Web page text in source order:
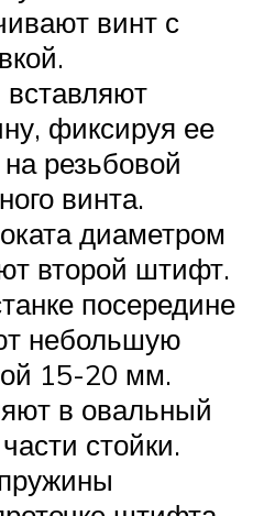
винт с
вставляют
фиксируя ее
резьбовой
винта.
диаметром
второй штифт.
посередине
небольшую
15-20 мм.
в овальный
стойки.